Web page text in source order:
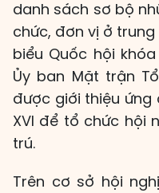
danh sách sơ bộ
chức, đơn vị ở
biểu Quốc hội
Ủy ban Mặt trận
được giới thiệu ứng
XVI để tổ chức hội
trú.
Trên cơ sở hội